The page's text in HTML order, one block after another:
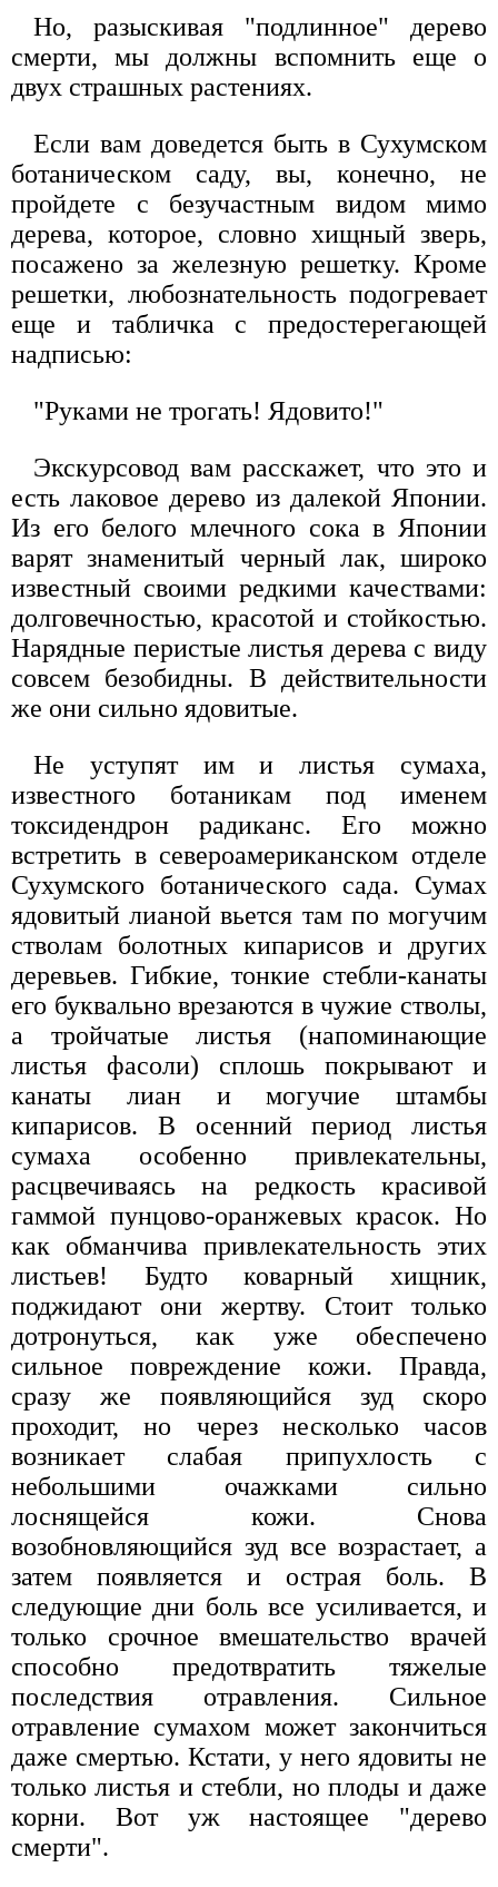
Но, разыскивая "подлинное" дерево
смерти, мы должны вспомнить еще о
двух страшных растениях.
Если вам доведется быть в Сухумском
ботаническом саду, вы, конечно, не
пройдете с безучастным видом мимо
дерева, которое, словно хищный зверь,
посажено за железную решетку. Кроме
решетки, любознательность подогревает
еще и табличка с предостерегающей
надписью:
"Руками не трогать! Ядовито!"
Экскурсовод вам расскажет, что это и
есть лаковое дерево из далекой Японии.
Из его белого млечного сока в Японии
варят знаменитый черный лак, широко
известный своими редкими качествами:
долговечностью, красотой и стойкостью.
Нарядные перистые листья дерева с виду
совсем безобидны. В действительности
же они сильно ядовитые.
Не уступят им и листья сумаха,
известного ботаникам под именем
токсидендрон радиканс. Его можно
встретить в североамериканском отделе
Сухумского ботанического сада. Сумах
ядовитый лианой вьется там по могучим
стволам болотных кипарисов и других
деревьев. Гибкие, тонкие стебли-канаты
его буквально врезаются в чужие стволы,
а тройчатые листья (напоминающие
листья фасоли) сплошь покрывают и
канаты лиан и могучие штамбы
кипарисов. В осенний период листья
сумаха особенно привлекательны,
расцвечиваясь на редкость красивой
гаммой пунцово-оранжевых красок. Но
как обманчива привлекательность этих
листьев! Будто коварный хищник,
поджидают они жертву. Стоит только
дотронуться, как уже обеспечено
сильное повреждение кожи. Правда,
сразу же появляющийся зуд скоро
проходит, но через несколько часов
возникает слабая припухлость с
небольшими очажками сильно
лоснящейся кожи. Снова
возобновляющийся зуд все возрастает, а
затем появляется и острая боль. В
следующие дни боль все усиливается, и
только срочное вмешательство врачей
способно предотвратить тяжелые
последствия отравления. Сильное
отравление сумахом может закончиться
даже смертью. Кстати, у него ядовиты не
только листья и стебли, но плоды и даже
корни. Вот уж настоящее "дерево
смерти".